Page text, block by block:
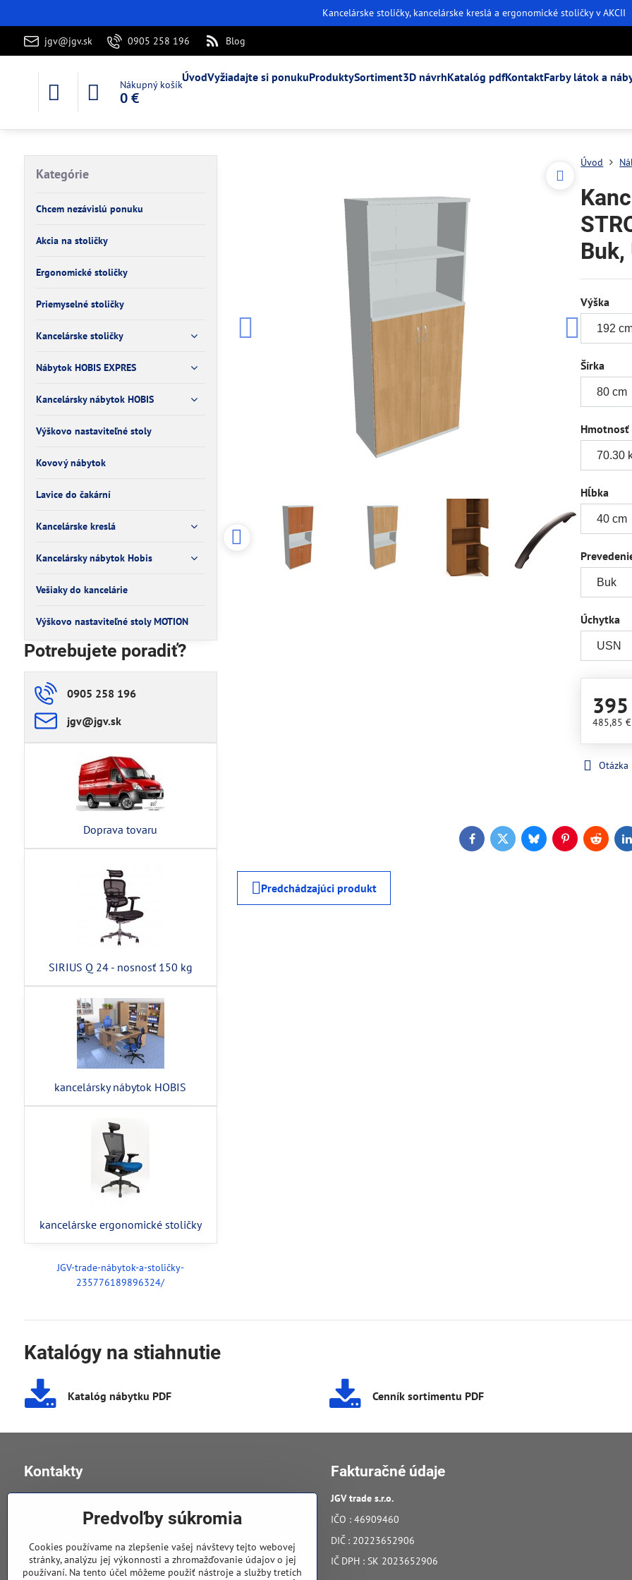
Kancelárske stoličky, kancelárske kreslá a ergonomické stoličky v AKCII
jgv@jgv.sk 0905 258 196 Blog
Nákupný košík
0 €
ÚvodVyžiadajte si ponukuProduktySortiment3D návrhKatalóg pdfKontaktFarby látok a
Úvod
Buk,
Výška
Šírka
Hmotnosť
Hĺbka
Úchytka
485,85
FacebookTwitterBlueskyPinterestReddit
Predchádzajúci produkt
Kategórie
Chcem nezávislú ponuku
Akcia na stoličky
Ergonomické stoličky
Priemyselné stoličky
Kancelárske stoličky
Nábytok HOBIS EXPRES
Kancelársky nábytok HOBIS
Výškovo nastaviteľné stoly
Kovový nábytok
Lavice do čakární
Kancelárske kreslá
Kancelársky nábytok Hobis
Vešiaky do kancelárie
Výškovo nastaviteľné stoly MOTION
Potrebujete poradiť?
0905 258 196
jgv​@jgv​.sk
Doprava tovaru
SIRIUS Q 24 - nosnosť 150 kg
kancelársky nábytok HOBIS
kancelárske ergonomické stoličky
JGV-trade-nábytok-a-stoličky-
235776189896324/
Katalógy na stiahnutie
Katalóg nábytku PDF Cenník sortimentu PDF
Kontakty
v Úvoze 11, 040 01 Košice
0905 258 196
Fakturačné údaje
JGV trade s​.r​.o​.
IČO : 46909460
DIČ : 20223652906
IČ DPH : SK 2023652906
Predvoľby súkromia
Cookies používame na zlepšenie vašej návštevy tejto webovej
stránky, analýzu jej výkonnosti a zhromažďovanie údajov o jej
používaní. Na tento účel môžeme použiť nástroje a služby tretích